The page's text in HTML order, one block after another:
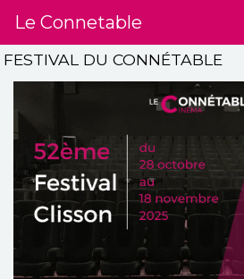
Le Connetable
FESTIVAL DU CONNÉTABLE